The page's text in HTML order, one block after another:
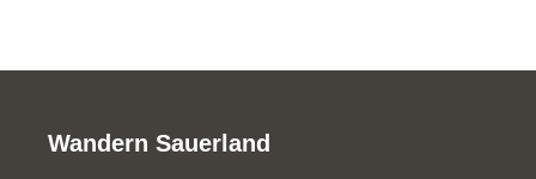
Wandern Sauerland